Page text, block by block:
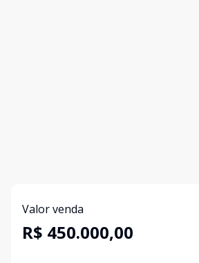
Valor venda
R$ 450.000,00